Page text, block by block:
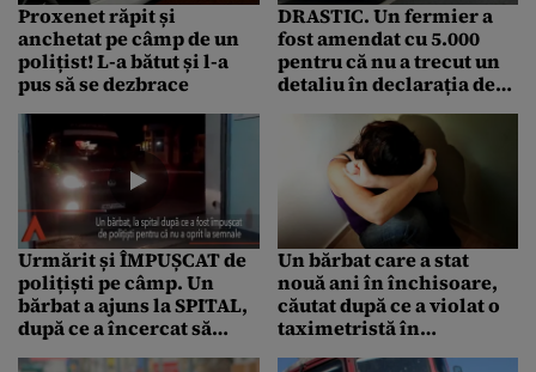
Proxenet răpit și
anchetat pe câmp de un
polițist! L-a bătut și l-a
pus să se dezbrace
DRASTIC. Un fermier a
fost amendat cu 5.000
pentru că nu a trecut un
detaliu în declarația de
Urmărit și ÎMPUȘCAT de
polițiști pe câmp. Un
bărbat a ajuns la SPITAL,
după ce a încercat să
Un bărbat care a stat
nouă ani în închisoare,
căutat după ce a violat o
taximetristă în